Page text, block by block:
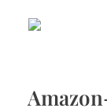
Puls Magazin
Zukunft der Mobilität